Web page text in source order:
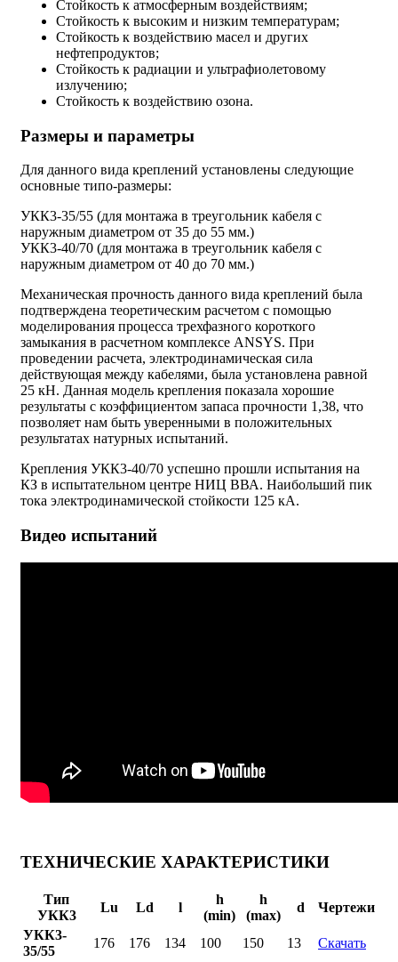
Стойкость к атмосферным воздействиям;
Стойкость к высоким и низким температурам;
Стойкость к воздействию масел и других
нефтепродуктов;
Стойкость к радиации и ультрафиолетовому
излучению;
Стойкость к воздействию озона.
Размеры и параметры
Для данного вида креплений установлены следующие
основные типо-размеры:
УКК3-35/55 (для монтажа в треугольник кабеля с
наружным диаметром от 35 до 55 мм.)
УКК3-40/70 (для монтажа в треугольник кабеля с
наружным диаметром от 40 до 70 мм.)
Механическая прочность данного вида креплений была
подтверждена теоретическим расчетом с помощью
моделирования процесса трехфазного короткого
замыкания в расчетном комплексе ANSYS. При
проведении расчета, электродинамическая сила
действующая между кабелями, была установлена равной
25 кН. Данная модель крепления показала хорошие
результаты с коэффициентом запаса прочности 1,38, что
позволяет нам быть уверенными в положительных
результатах натурных испытаний.
Крепления УКК3-40/70 успешно прошли испытания на
КЗ в испытательном центре НИЦ ВВА. Наибольший пик
тока электродинамической стойкости 125 кА.
Видео испытаний
ТЕХНИЧЕСКИЕ ХАРАКТЕРИСТИКИ
Тип
УКК3
Lu Ld l
h
(min)
h
(max)
d
Чертежи
УКК3-
35/55
176 176 134 100 150 13
Скачать